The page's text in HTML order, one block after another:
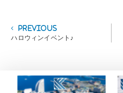
投
稿
ゲ
PreviousPrevious
post:
ハロウィンイベント♪